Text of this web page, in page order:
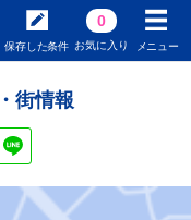
保存した条件
0
お気に入り メニュー
街情報